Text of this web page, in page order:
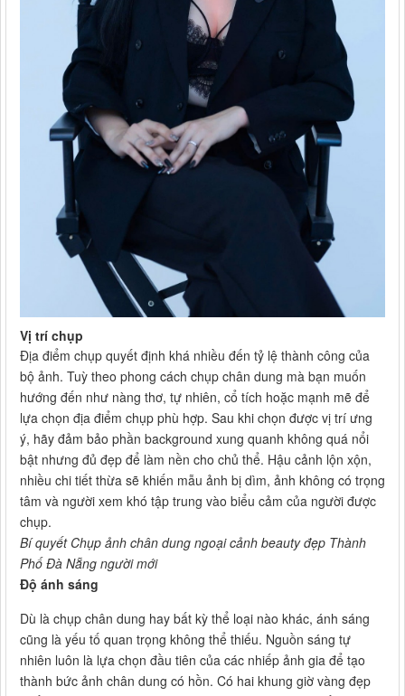
Vị trí chụp
Địa điểm chụp quyết định khá nhiều đến tỷ lệ thành công của
bộ ảnh. Tuỳ theo phong cách chụp chân dung mà bạn muốn
hướng đến như nàng thơ, tự nhiên, cổ tích hoặc mạnh mẽ để
lựa chọn địa điểm chụp phù hợp. Sau khi chọn được vị trí ưng
ý, hãy đảm bảo phần background xung quanh không quá nổi
bật nhưng đủ đẹp để làm nền cho chủ thể. Hậu cảnh lộn xộn,
nhiều chi tiết thừa sẽ khiến mẫu ảnh bị dìm, ảnh không có trọng
tâm và người xem khó tập trung vào biểu cảm của người được
chụp.
Bí quyết Chụp ảnh chân dung ngoại cảnh beauty đẹp Thành
Phố Đà Nẵng người mới
Độ ánh sáng
Dù là chụp chân dung hay bất kỳ thể loại nào khác, ánh sáng
cũng là yếu tố quan trọng không thể thiếu. Nguồn sáng tự
nhiên luôn là lựa chọn đầu tiên của các nhiếp ảnh gia để tạo
thành bức ảnh chân dung có hồn. Có hai khung giờ vàng đẹp